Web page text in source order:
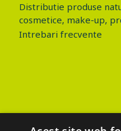
Distributie produse
cosmetice, make-up,
Intrebari frecvente